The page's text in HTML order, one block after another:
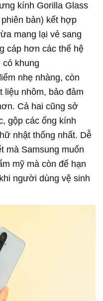
kính Gorilla Glass
bản) kết hợp
mang lại vẻ sang
cáp hơn các thế hệ
khung
nhẹ nhàng, còn
liệu nhôm, bảo đảm
Cả hai cũng sở
gộp các ống kính
nhật thống nhất. Dễ
mà Samsung muốn
mỹ mà còn để hạn
người dùng vệ sinh